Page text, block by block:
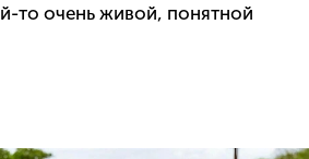
то очень живой, понятной